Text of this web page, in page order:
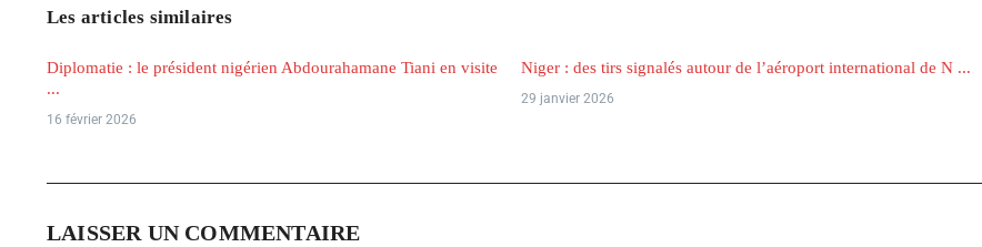
Les articles similaires
Diplomatie : le président nigérien Abdourahamane Tiani en visite
...
16 février 2026
Niger : des tirs signalés autour de l’aéroport international de N ...
29 janvier 2026
LAISSER UN COMMENTAIRE